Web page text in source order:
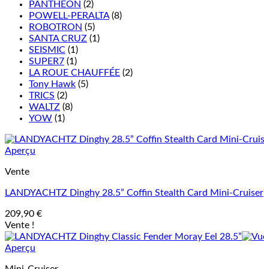
PANTHEON (2)
POWELL-PERALTA (8)
ROBOTRON (5)
SANTA CRUZ (1)
SEISMIC (1)
SUPER7 (1)
LA ROUE CHAUFFÉE (2)
Tony Hawk (5)
TRICS (2)
WALTZ (8)
YOW (1)
Aperçu
Vente
LANDYACHTZ Dinghy 28.5” Coffin Stealth Card Mini-Cruiser
209,90 €
Vente !
Aperçu